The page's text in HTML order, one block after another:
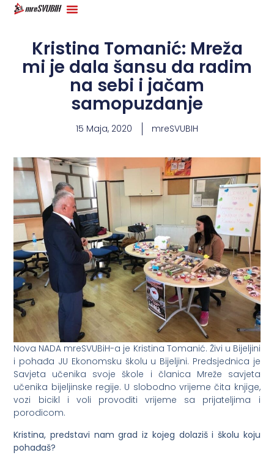
Kristina Tomanić: Mreža
mi je dala šansu da radim
na sebi i jačam
samopuzdanje
15 Maja, 2020 mreSVUBIH
Nova NADA mreSVUBiH-a je Kristina Tomanić. Živi u Bijeljini
i pohađa JU Ekonomsku školu u Bijeljini. Predsjednica je
Savjeta učenika svoje škole i članica Mreže savjeta
učenika bijeljinske regije. U slobodno vrijeme čita knjige,
vozi bicikl i voli provoditi vrijeme sa prijateljima i
porodicom.
Kristina, predstavi nam grad iz kojeg dolaziš i školu koju
pohađaš?